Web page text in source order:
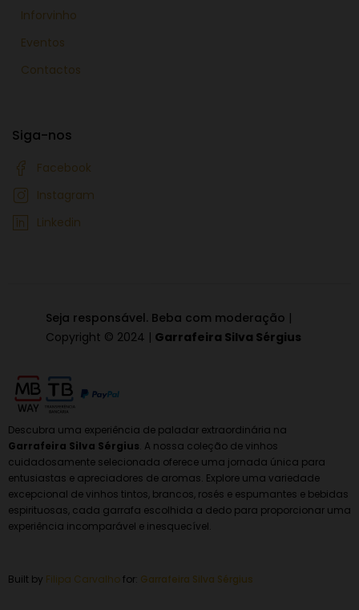
Inforvinho
Eventos
Contactos
Siga-nos
Facebook
Instagram
Linkedin
Seja responsável. Beba com moderação |
Copyright © 2024 | Garrafeira Silva Sérgius
Descubra uma experiência de paladar extraordinária na
Garrafeira Silva Sérgius. A nossa coleção de vinhos
cuidadosamente selecionada oferece uma jornada única para
entusiastas e apreciadores de aromas. Explore uma variedade
excepcional de vinhos tintos, brancos, rosés e espumantes e bebidas
espirituosas, cada garrafa escolhida a dedo para proporcionar uma
experiência incomparável e inesquecível.
Built by Filipa Carvalhofor: Garrafeira Silva Sérgius